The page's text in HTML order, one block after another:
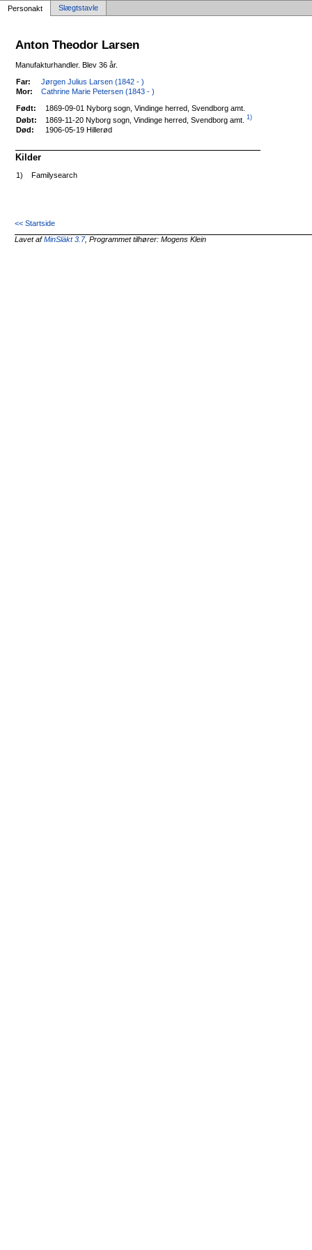
Personakt Slægtstavle
Anton Theodor Larsen
Manufakturhandler. Blev 36 år.
Far:
Jørgen Julius Larsen (1842 - )
Mor:
Cathrine Marie Petersen (1843 - )
Født:
1869-09-01 Nyborg sogn, Vindinge herred, Svendborg amt.
Døbt:
1869-11-20 Nyborg sogn, Vindinge herred, Svendborg amt. 1)
Død: 1906-05-19 Hillerød
Kilder
1) Familysearch
<< Startside
Lavet afMinSläkt 3.7, Programmet tilhører: Mogens Klein